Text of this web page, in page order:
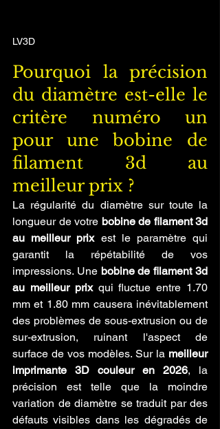
LV3D
Pourquoi la précision
du diamètre est-elle le
critère numéro un
pour une bobine de
filament 3d au
meilleur prix ?
La régularité du diamètre sur toute la
longueur de votre bobine de filament 3d
au meilleur prix est le paramètre qui
garantit la répétabilité de vos
impressions. Une bobine de filament 3d
au meilleur prix qui fluctue entre 1.70
mm et 1.80 mm causera inévitablement
des problèmes de sous-extrusion ou de
sur-extrusion, ruinant l'aspect de
surface de vos modèles. Sur la meilleur
imprimante 3D couleur en 2026, la
précision est telle que la moindre
variation de diamètre se traduit par des
défauts visibles dans les dégradés de